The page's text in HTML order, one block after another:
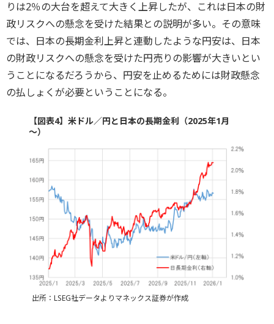
りは2％の大台を超えて大きく上昇したが、これは日本の財
政リスクへの懸念を受けた結果との説明が多い。その意味
では、日本の長期金利上昇と連動したような円安は、日本
の財政リスクへの懸念を受けた円売りの影響が大きいとい
うことになるだろうから、円安を止めるためには財政懸念
の払しょくが必要ということになる。
【図表4】米ドル／円と日本の長期金利（2025年1月
～）
出所：LSEG社データよりマネックス証券が作成